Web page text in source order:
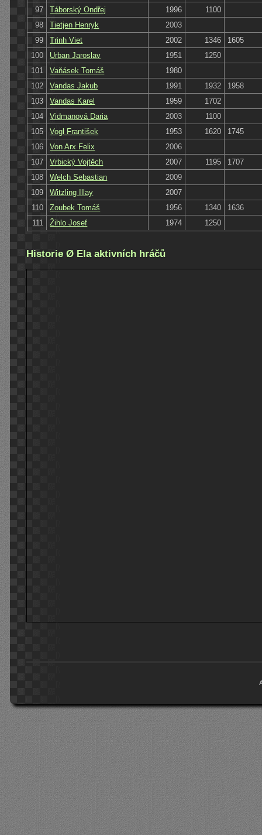
97
Táborský Ondřej 1996
1100
98
Tietjen Henryk
2003
99
Trinh Viet 2002 1346
1605
100
Urban Jaroslav 1951
1250
101
Vaňásek Tomáš
1980
102
Vandas Jakub 1991 1932
1958
103
Vandas Karel 1959
1702
104
Vidmanová Daria 2003
1100
105
Vogl František 1953 1620
1745
106
Von Arx Felix
2006
107
Vrbický Vojtěch 2007 1195
1707
108
Welch Sebastian
2009
109
Witzling Illay
2007
110
Zoubek Tomáš 1956 1340
1636
111
Žihlo Josef 1974 1250
Historie Ø Ela aktivních hráčů